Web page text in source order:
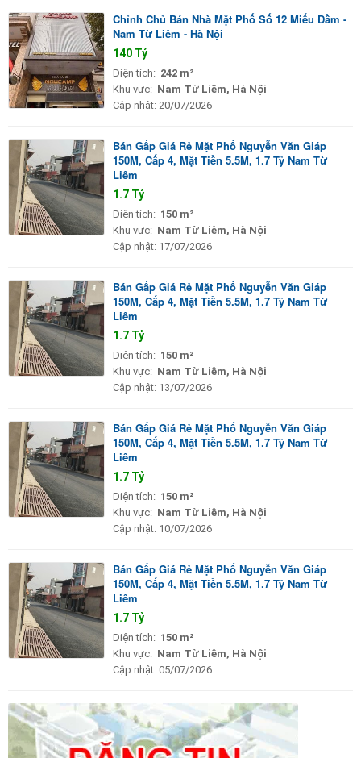
Chỉnh Chủ Bán Nhà Mặt Phố Số 12 Miếu Đầm -
Nam Từ Liêm - Hà Nội
140 Tỷ
Diện tích: 242 m²
Khu vực: Nam Từ Liêm, Hà Nội
Cập nhật: 20/07/2026
Bán Gấp Giá Rẻ Mặt Phố Nguyễn Văn Giáp
150M, Cấp 4, Mặt Tiền 5.5M, 1.7 Tỷ Nam Từ
Liêm
1.7 Tỷ
Diện tích: 150 m²
Khu vực: Nam Từ Liêm, Hà Nội
Cập nhật: 17/07/2026
Bán Gấp Giá Rẻ Mặt Phố Nguyễn Văn Giáp
150M, Cấp 4, Mặt Tiền 5.5M, 1.7 Tỷ Nam Từ
Liêm
1.7 Tỷ
Diện tích: 150 m²
Khu vực: Nam Từ Liêm, Hà Nội
Cập nhật: 13/07/2026
Bán Gấp Giá Rẻ Mặt Phố Nguyễn Văn Giáp
150M, Cấp 4, Mặt Tiền 5.5M, 1.7 Tỷ Nam Từ
Liêm
1.7 Tỷ
Diện tích: 150 m²
Khu vực: Nam Từ Liêm, Hà Nội
Cập nhật: 10/07/2026
Bán Gấp Giá Rẻ Mặt Phố Nguyễn Văn Giáp
150M, Cấp 4, Mặt Tiền 5.5M, 1.7 Tỷ Nam Từ
Liêm
1.7 Tỷ
Diện tích: 150 m²
Khu vực: Nam Từ Liêm, Hà Nội
Cập nhật: 05/07/2026